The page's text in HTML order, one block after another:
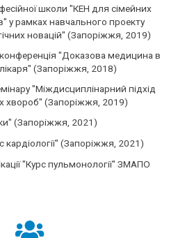
школи "КЕН для сімейних
у рамках навчального проекту
новацій" (Запоріжжя, 2019)
"Доказова медицина в
(Запоріжжя, 2018)
"Міждисциплінарний підхід
хвороб" (Запоріжжя, 2019)
(Запоріжжя, 2021)
кардіології" (Запоріжжя, 2021)
"Курс пульмонології" ЗМАПО